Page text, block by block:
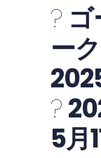
?
ー
?
5月